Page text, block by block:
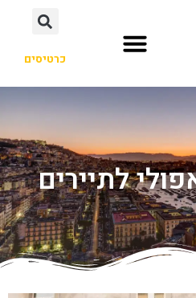
כרטיסים
לתיירים